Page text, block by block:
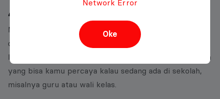
4. Minta bantuan orang dewasa
Menstruasi pertama kadang ada aja masalahnya, mulai
dari lupa bawa pembalut, darah yang “tembus”, dan
lain-lain. Buat jaga-jaga, mintalah bantuan orang dewasa
yang bisa kamu percaya kalau sedang ada di sekolah,
misalnya guru atau wali kelas.
Network Error
Oke